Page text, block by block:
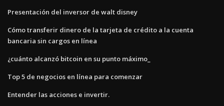
Presentación del inversor de walt disney
Cómo transferir dinero de la tarjeta de crédito a la cuenta
bancaria sin cargos en línea
¿cuánto alcanzó bitcoin en su punto máximo_
Top 5 de negocios en línea para comenzar
Entender las acciones e invertir.